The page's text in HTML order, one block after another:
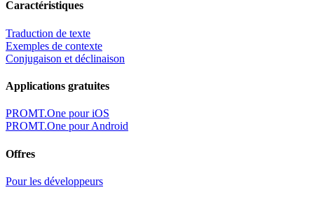
Caractéristiques
Traduction de texte
Exemples de contexte
Conjugaison et déclinaison
Applications gratuites
PROMT.One pour iOS
PROMT.One pour Android
Offres
Pour les développeurs